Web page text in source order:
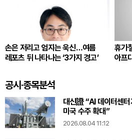
손은 저리고 엄지는 욱신…여름
레포츠 뒤 나타나는 ‘3가지 경고’
휴가
아프
공시·종목분석
대신證 “AI 데이터센
미국 수주 확대”
2026.08.04 11:12